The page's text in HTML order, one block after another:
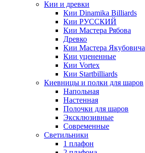
Кии и древки
Кии Dinamika Billiards
Кии РУССКИЙ
Кии Мастера Рябова
Древко
Кии Мастера Якубовича
Кии уцененные
Кии Vortex
Кии Startbilliards
Киевницы и полки для шаров
Напольная
Настенная
Полочки для шаров
Эксклюзивные
Современные
Светильники
1 плафон